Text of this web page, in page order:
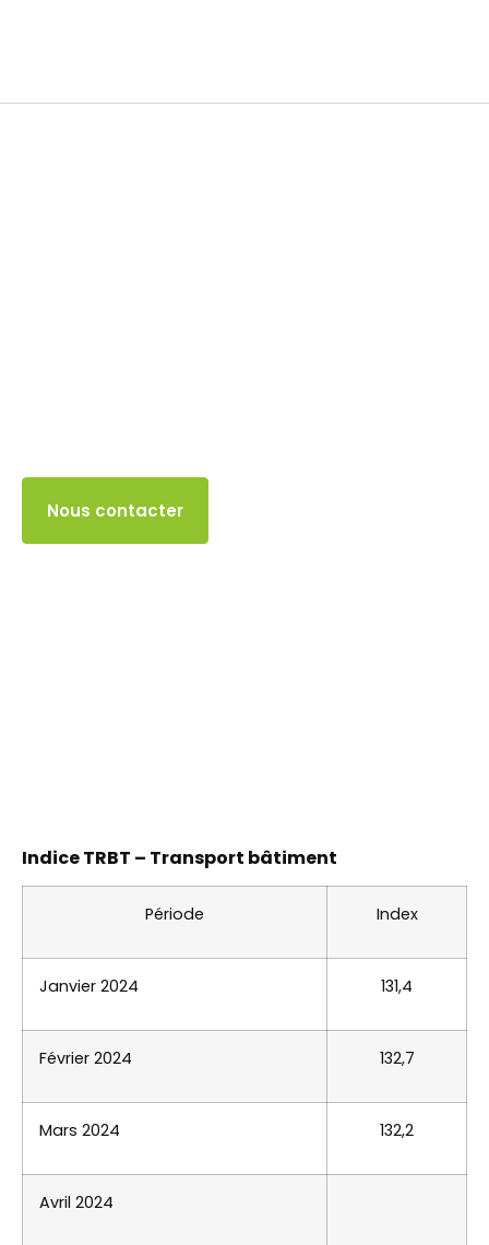
Nous contacter
Indice TRBT – Transport bâtiment
Période Index
Janvier 2024 131,4
Février 2024 132,7
Mars 2024 132,2
Avril 2024